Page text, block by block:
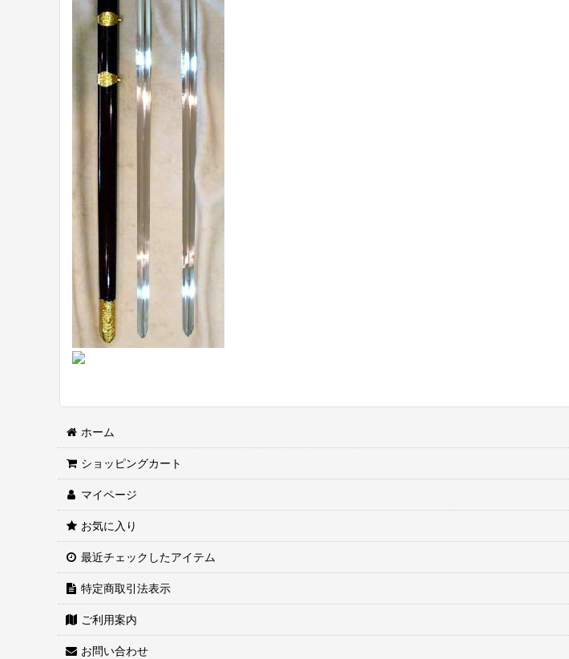
ホーム
ショッピングカート
マイページ
お気に入り
最近チェックしたアイテム
特定商取引法表示
ご利用案内
お問い合わせ